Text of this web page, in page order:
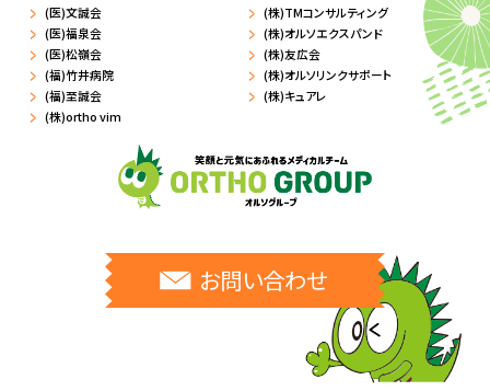
(医)文誠会
(医)福泉会
(医)松嶺会
(福)竹井病院
(福)至誠会
(株)ortho vim
(株)TMコンサルティング
(株)オルソエクスパンド
(株)友広会
(株)オルソリンクサポート
(株)キュアレ
お問い合わせ